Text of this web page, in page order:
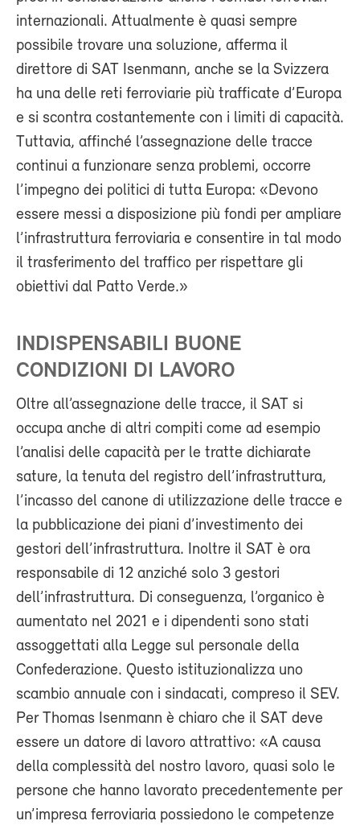
internazionali. Attualmente è quasi sempre
possibile trovare una soluzione, afferma il
direttore di SAT Isenmann, anche se la Svizzera
ha una delle reti ferroviarie più trafficate d’Europa
e si scontra costantemente con i limiti di capacità.
Tuttavia, affinché l’assegnazione delle tracce
continui a funzionare senza problemi, occorre
l’impegno dei politici di tutta Europa: «Devono
essere messi a disposizione più fondi per ampliare
l’infrastruttura ferroviaria e consentire in tal modo
il trasferimento del traffico per rispettare gli
obiettivi dal Patto Verde.»
INDISPENSABILI BUONE
CONDIZIONI DI LAVORO
Oltre all’assegnazione delle tracce, il SAT si
occupa anche di altri compiti come ad esempio
l’analisi delle capacità per le tratte dichiarate
sature, la tenuta del registro dell’infrastruttura,
l’incasso del canone di utilizzazione delle tracce e
la pubblicazione dei piani d’investimento dei
gestori dell’infrastruttura. Inoltre il SAT è ora
responsabile di 12 anziché solo 3 gestori
dell’infrastruttura. Di conseguenza, l’organico è
aumentato nel 2021 e i dipendenti sono stati
assoggettati alla Legge sul personale della
Confederazione. Questo istituzionalizza uno
scambio annuale con i sindacati, compreso il SEV.
Per Thomas Isenmann è chiaro che il SAT deve
essere un datore di lavoro attrattivo: «A causa
della complessità del nostro lavoro, quasi solo le
persone che hanno lavorato precedentemente per
un’impresa ferroviaria possiedono le competenze